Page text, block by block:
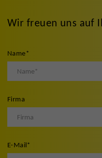
Wir freuen uns auf
Name*
Firma
E-Mail*